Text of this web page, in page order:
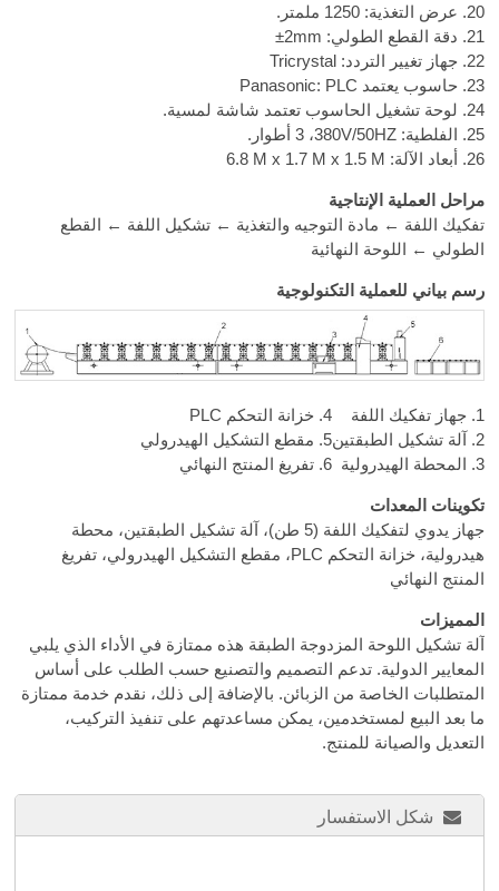
20. عرض التغذية: 1250 ملمتر.
21. دقة القطع الطولي:
±2mm
22. جهاز تغيير التردد: Tricrystal
23. حاسوب يعتمد Panasonic: PLC
24. لوحة تشغيل الحاسوب تعتمد شاشة لمسية.
25. الفلطية:
3 ،380V/50HZ أطوار.
26. أبعاد الآلة:
6.8 M x 1.7 M x 1.5 M
مراحل العملية الإنتاجية
تفكيك اللفة ← مادة التوجيه والتغذية ← تشكيل اللفة ← القطع
الطولي ← اللوحة النهائية
رسم بياني للعملية التكنولوجية
1. جهاز تفكيك اللفة
2. آلة تشكيل الطبقتين
3. المحطة الهيدرولية
4. خزانة التحكم PLC
5. مقطع التشكيل الهيدرولي
6. تفريغ المنتج النهائي
تكوينات المعدات
جهاز يدوي لتفكيك اللفة (5 طن)، آلة تشكيل الطبقتين، محطة
هيدرولية، خزانة التحكم PLC، مقطع التشكيل الهيدرولي، تفريغ
المنتج النهائي
المميزات
آلة تشكيل اللوحة المزدوجة الطبقة هذه ممتازة في الأداء الذي يلبي
المعايير الدولية. تدعم التصميم والتصنيع حسب الطلب على أساس
المتطلبات الخاصة من الزبائن. بالإضافة إلى ذلك، نقدم خدمة ممتازة
ما بعد البيع لمستخدمين، يمكن مساعدتهم على تنفيذ التركيب،
التعديل والصيانة للمنتج.
شكل الاستفسار